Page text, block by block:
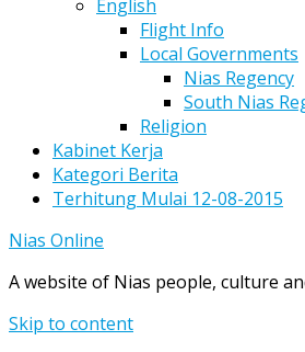
English
Flight Info
Local Governments
Nias Regency
South Nias
Religion
Kabinet Kerja
Kategori Berita
Terhitung Mulai 12-08-2015
Nias Online
A website of Nias people, culture
Skip to content